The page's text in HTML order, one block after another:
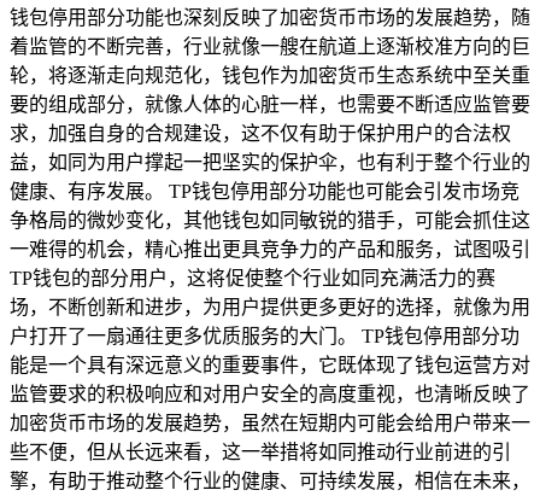
钱包停用部分功能也深刻反映了加密货币市场的发展趋势，随
着监管的不断完善，行业就像一艘在航道上逐渐校准方向的巨
轮，将逐渐走向规范化，钱包作为加密货币生态系统中至关重
要的组成部分，就像人体的心脏一样，也需要不断适应监管要
求，加强自身的合规建设，这不仅有助于保护用户的合法权
益，如同为用户撑起一把坚实的保护伞，也有利于整个行业的
健康、有序发展。 TP钱包停用部分功能也可能会引发市场竞
争格局的微妙变化，其他钱包如同敏锐的猎手，可能会抓住这
一难得的机会，精心推出更具竞争力的产品和服务，试图吸引
TP钱包的部分用户，这将促使整个行业如同充满活力的赛
场，不断创新和进步，为用户提供更多更好的选择，就像为用
户打开了一扇通往更多优质服务的大门。 TP钱包停用部分功
能是一个具有深远意义的重要事件，它既体现了钱包运营方对
监管要求的积极响应和对用户安全的高度重视，也清晰反映了
加密货币市场的发展趋势，虽然在短期内可能会给用户带来一
些不便，但从长远来看，这一举措将如同推动行业前进的引
擎，有助于推动整个行业的健康、可持续发展，相信在未来，